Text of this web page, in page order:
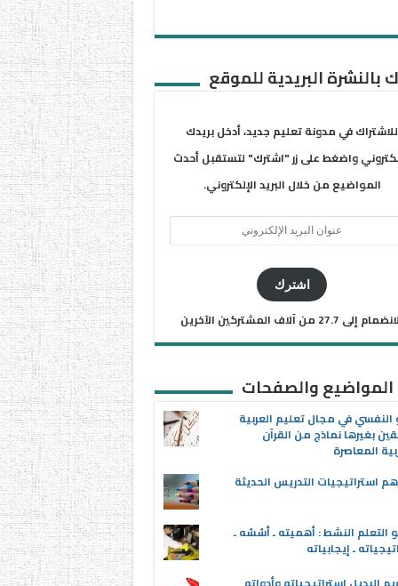
بالنشرة البريدية للموقع
للاشتراك في مدونة تعليم جديد، أدخل بريدك
واضغط على زر "اشترك" لتستقبل أحدث
المواضيع من خلال البريد الإلكتروني.
اشترك
إلى 27.7 من آلاف المشتركين الآخرين
المواضيع والصفحات
النفسي في مجال تعليم العربية
بغيرها نماذج من القرآن
المعاصرة
استراتيجيات التدريس الحديثة
التعلم النشط : أهميته ـ أسُسُه ـ
ـ إيجابياته